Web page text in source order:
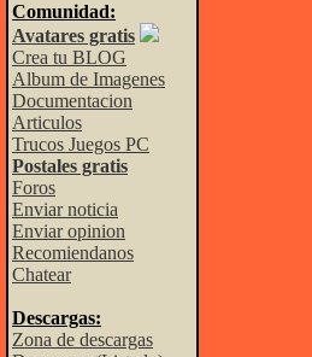
Comunidad:
Avatares gratis
Crea tu BLOG
Album de Imagenes
Documentacion
Articulos
Trucos Juegos PC
Postales gratis
Foros
Enviar noticia
Enviar opinion
Recomiendanos
Chatear
Descargas:
Zona de descargas